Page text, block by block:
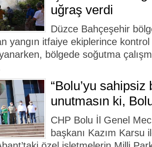
uğraş verdi
Düzce Bahçeşehir
yangın itfaiye ekiplerince kontrol
bölgede soğutma
“Bolu’yu sahipsiz
unutmasın ki,
CHP Bolu İl Genel
başkanı Kazım Karsu